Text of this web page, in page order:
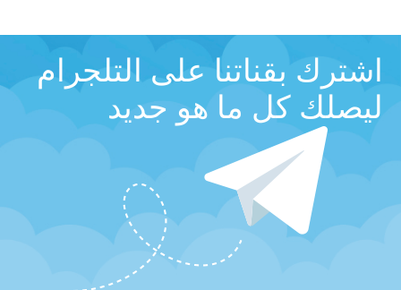
اشترك بقناتنا على التلجرام
ليصلك كل ما هو جديد